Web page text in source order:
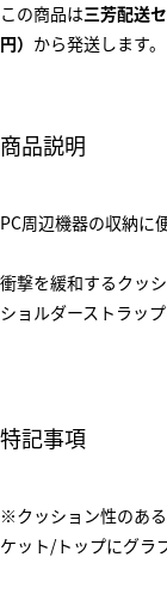
この商品は三芳配送
円） から発送します。
商品説明
PC周辺機器の収納に
衝撃を緩和するクッ
ショルダーストラッ
特記事項
※クッション性のあ
ケット/トップにグラ